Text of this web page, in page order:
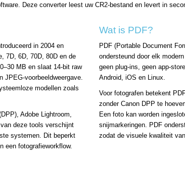
Deze converter leest uw CR2-bestand en levert in
in 2004 en
7D, 6D, 70D, 80D en de
MB en slaat 14-bit raw
JPEG-voorbeeldweergave.
modellen zoals
Adobe Lightroom,
deze tools verschijnt
systemen. Dit beperkt
een fotografieworkflow.
Wat is PDF?
PDF (Portable Document
ondersteund door elk
geen plug-ins, geen app-
Android, iOS en Linux.
Voor fotografen betekent
zonder Canon DPP te
Een foto kan worden
snijmarkeringen. PDF
zodat de visuele kwaliteit